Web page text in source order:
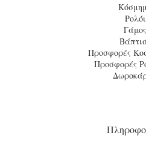
Ρολόι
Γάμος
Προσφορές
Προσφορές